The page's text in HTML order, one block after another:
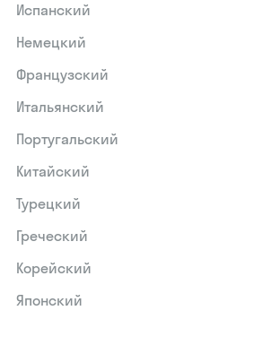
Испанский
Немецкий
Французский
Итальянский
Португальский
Китайский
Турецкий
Греческий
Корейский
Японский